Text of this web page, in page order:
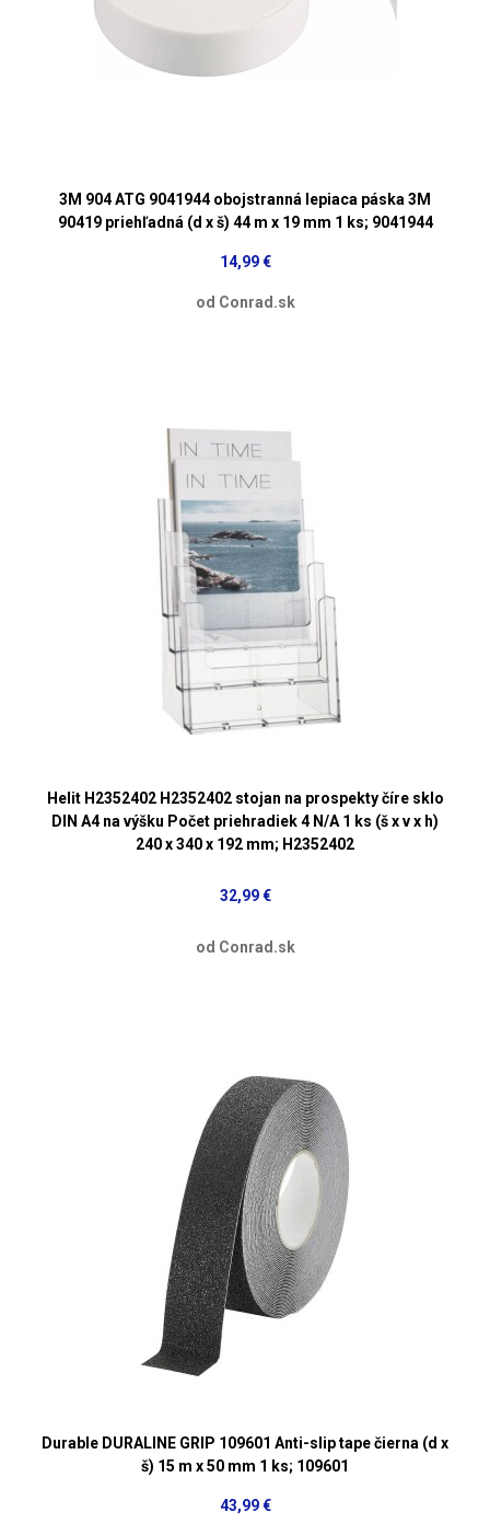
3M 904 ATG 9041944 obojstranná lepiaca páska 3M
90419 priehľadná (d x š) 44 m x 19 mm 1 ks; 9041944
14,99 €
od Conrad.sk
Helit H2352402 H2352402 stojan na prospekty číre sklo
DIN A4 na výšku Počet priehradiek 4 N/A 1 ks (š x v x h)
240 x 340 x 192 mm; H2352402
32,99 €
od Conrad.sk
Durable DURALINE GRIP 109601 Anti-slip tape čierna (d x
š) 15 m x 50 mm 1 ks; 109601
43,99 €